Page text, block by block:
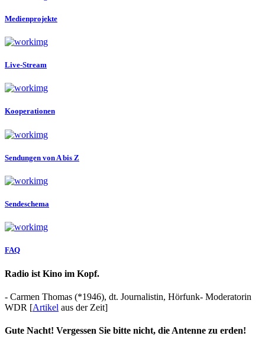
Medienprojekte
Live-Stream
Kooperationen
Sendungen von A bis Z
Sendeschema
FAQ
Radio ist Kino im Kopf.
- Carmen Thomas (*1946), dt. Journalistin, Hörfunk- Moderatorin
WDR [Artikel aus der Zeit]
Gute Nacht! Vergessen Sie bitte nicht, die Antenne zu erden!